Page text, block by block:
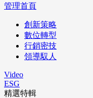
管理首頁
創新策略
數位轉型
行銷密技
領導馭人
Video
ESG
精選特輯